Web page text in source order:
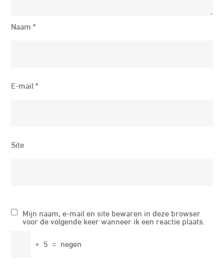
Naam*
E-mail*
Site
Mijn naam, e-mail en site bewaren in deze browser
voor de volgende keer wanneer ik een reactie plaats.
+ 5 = negen